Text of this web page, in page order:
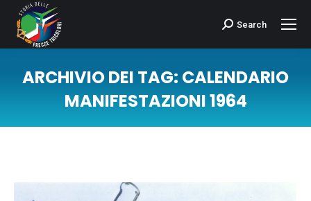
Cerca:Search
ARCHIVIO DEI TAG: CALENDARIO
MANIFESTAZIONI 1964